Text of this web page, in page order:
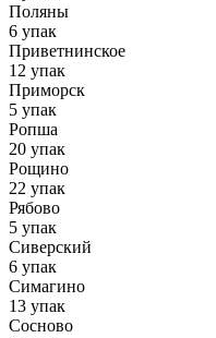
Поляны
6 упак
Приветнинское
12 упак
Приморск
5 упак
Ропша
20 упак
Рощино
22 упак
Рябово
5 упак
Сиверский
6 упак
Симагино
13 упак
Сосново